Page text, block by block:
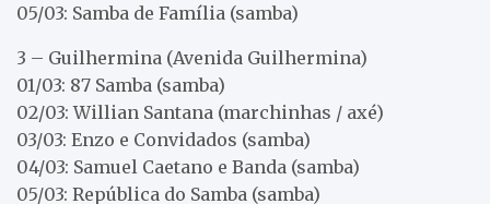
05/03: Samba de Família (samba)
3 – Guilhermina (Avenida Guilhermina)
01/03: 87 Samba (samba)
02/03: Willian Santana (marchinhas / axé)
03/03: Enzo e Convidados (samba)
04/03: Samuel Caetano e Banda (samba)
05/03: República do Samba (samba)